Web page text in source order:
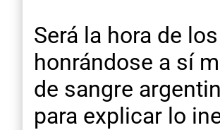
Será la hora de
honrándose a sí
de sangre
para explicar lo